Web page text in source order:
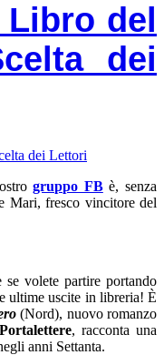
del
dei
gruppo FBè, senza
Mari, fresco vincitore del
volete partire portando
ultime uscite in libreria! È
(Nord), nuovo romanzo
, racconta una
anni Settanta.